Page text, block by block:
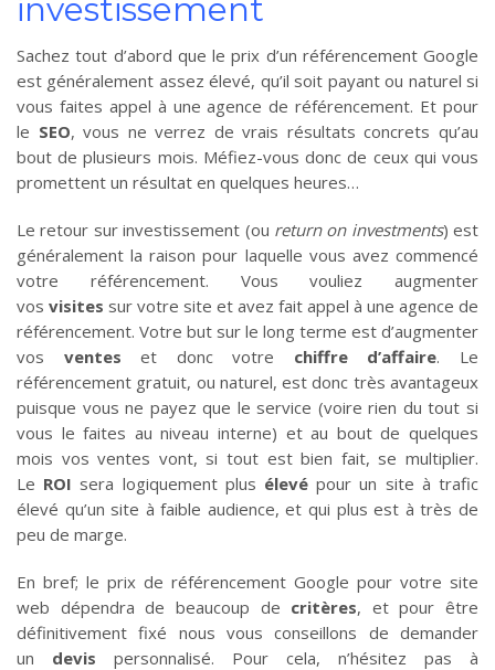
investissement
Sachez tout d’abord que le prix d’un référencement Google
est généralement assez élevé, qu’il soit payant ou naturel si
vous faites appel à une agence de référencement. Et pour
le SEO, vous ne verrez de vrais résultats concrets qu’au
bout de plusieurs mois. Méfiez-vous donc de ceux qui vous
promettent un résultat en quelques heures…
Le retour sur investissement (ou return on investments) est
généralement la raison pour laquelle vous avez commencé
votre référencement. Vous vouliez augmenter
vos visites sur votre site et avez fait appel à une agence de
référencement. Votre but sur le long terme est d’augmenter
vos venteset donc votre chiffre d’affaire. Le
référencement gratuit, ou naturel, est donc très avantageux
puisque vous ne payez que le service (voire rien du tout si
vous le faites au niveau interne) et au bout de quelques
mois vos ventes vont, si tout est bien fait, se multiplier.
Le ROI sera logiquement plus élevépour un site à trafic
élevé qu’un site à faible audience, et qui plus est à très de
peu de marge.
En bref; le prix de référencement Google pour votre site
web dépendra de beaucoup de critères, et pour être
définitivement fixé nous vous conseillons de demander
un devis personnalisé. Pour cela, n’hésitez pas à